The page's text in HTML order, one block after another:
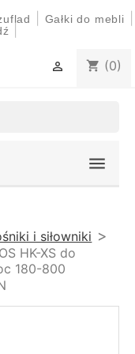
Gałki do mebli
shopping_cart (0)

i siłowniki
HK-XS do
180-800